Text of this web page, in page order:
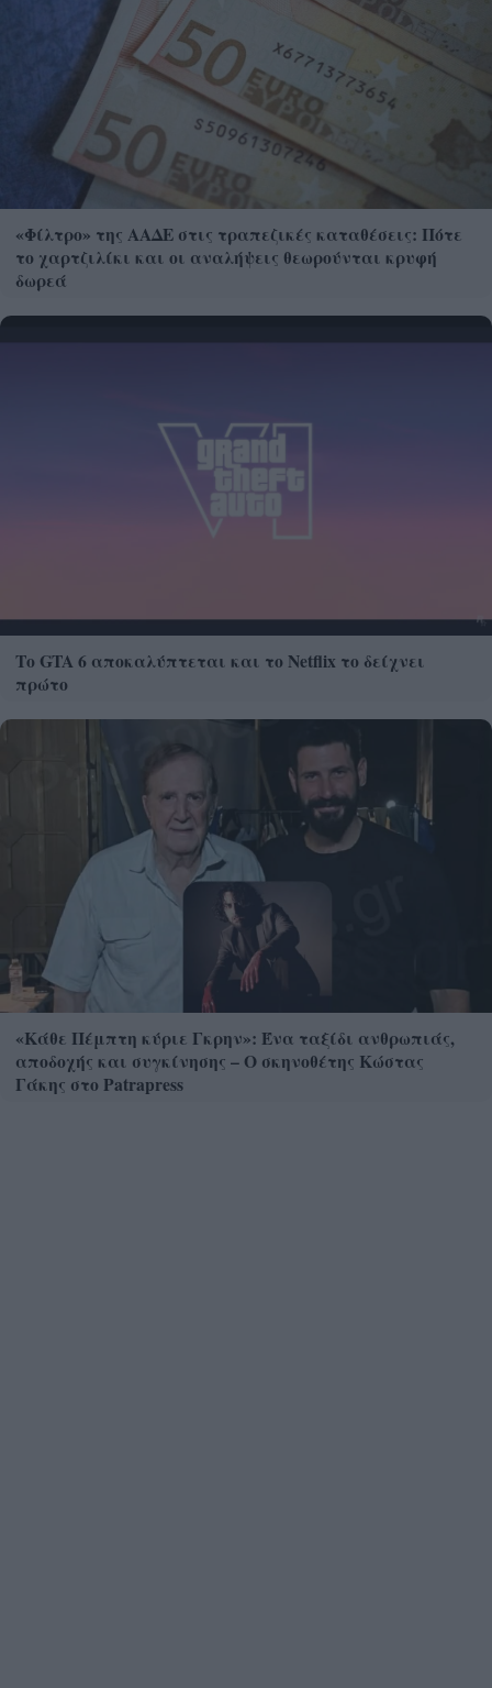
«Φίλτρο» της ΑΑΔΕ στις τραπεζικές καταθέσεις: Πότε
το χαρτζιλίκι και οι αναλήψεις θεωρούνται κρυφή
δωρεά
Το GTA 6 αποκαλύπτεται και το Netflix το δείχνει
πρώτο
«Κάθε Πέμπτη κύριε Γκρην»: Ένα ταξίδι ανθρωπιάς,
αποδοχής και συγκίνησης – Ο σκηνοθέτης Κώστας
Γάκης στο Patrapress